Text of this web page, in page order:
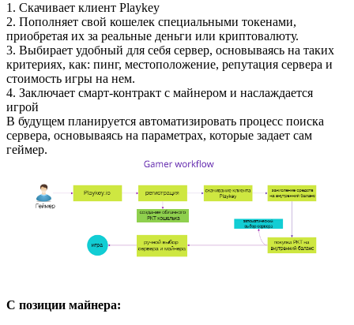
1. Скачивает клиент Playkey
2. Пополняет свой кошелек специальными токенами,
приобретая их за реальные деньги или криптовалюту.
3. Выбирает удобный для себя сервер, основываясь на таких
критериях, как: пинг, местоположение, репутация сервера и
стоимость игры на нем.
4. Заключает смарт-контракт с майнером и наслаждается
игрой
В будущем планируется автоматизировать процесс поиска
сервера, основываясь на параметрах, которые задает сам
геймер.
С позиции майнера: